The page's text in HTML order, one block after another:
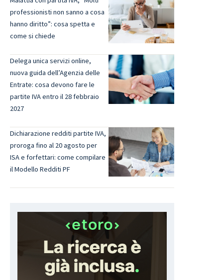
professionisti non sanno a cosa
hanno diritto”: cosa spetta e
come si chiede
Delega unica servizi online,
nuova guida dell’Agenzia delle
Entrate: cosa devono fare le
partite IVA entro il 28 febbraio
2027
Dichiarazione redditi partite IVA,
proroga fino al 20 agosto per
ISA e forfettari: come compilare
il Modello Redditi PF